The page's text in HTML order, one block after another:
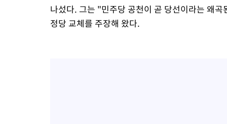
나섰다. 그는 "민주당 공천이 곧 당선이라는 왜
정당 교체를 주장해 왔다.